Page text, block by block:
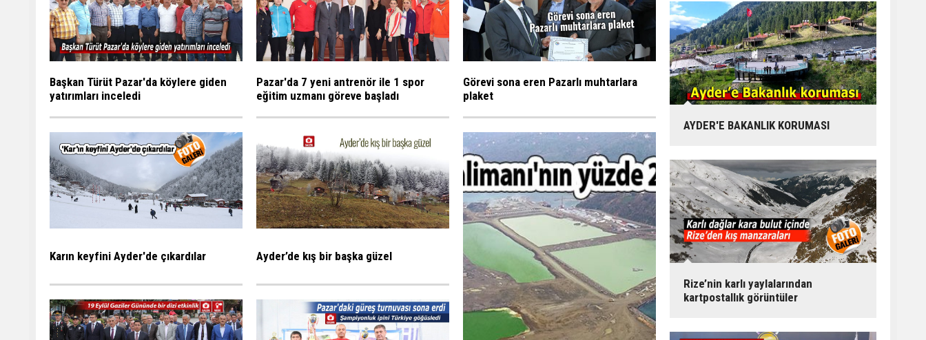
Başkan Türüt Pazar'da köylere giden
yatırımları inceledi
Pazar'da 7 yeni antrenör ile 1 spor
eğitim uzmanı göreve başladı
Görevi sona eren Pazarlı muhtarlara
plaket
Karın keyfini Ayder'de çıkardılar Ayder’de kış bir başka güzel
AYDER'E BAKANLIK KORUMASI
Rize’nin karlı yaylalarından
kartpostallık görüntüler